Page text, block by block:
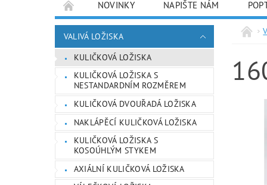
NOVINKY NAPIŠTE NÁM
PODMÍNKY OCHRANY OSOBNÍCH ÚDAJŮ
VALIVÁ LOŽISKA
KULIČKOVÁ LOŽISKA
KULIČKOVÁ LOŽISKA S
NESTANDARDNÍM ROZMĚREM
KULIČKOVÁ DVOUŘADÁ LOŽISKA
NAKLÁPĚCÍ KULIČKOVÁ LOŽISKA
KULIČKOVÁ LOŽISKA S
KOSOÚHLÝM STYKEM
AXIÁLNÍ KULIČKOVÁ LOŽISKA